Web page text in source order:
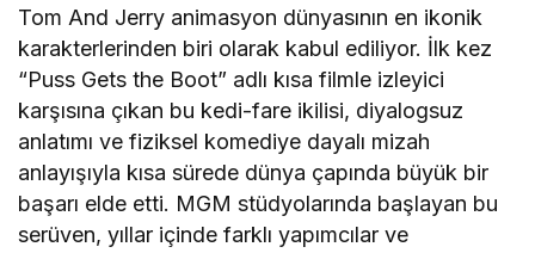
Tom And Jerry animasyon dünyasının en ikonik
karakterlerinden biri olarak kabul ediliyor. İlk kez
“Puss Gets the Boot” adlı kısa filmle izleyici
karşısına çıkan bu kedi-fare ikilisi, diyalogsuz
anlatımı ve fiziksel komediye dayalı mizah
anlayışıyla kısa sürede dünya çapında büyük bir
başarı elde etti. MGM stüdyolarında başlayan bu
serüven, yıllar içinde farklı yapımcılar ve